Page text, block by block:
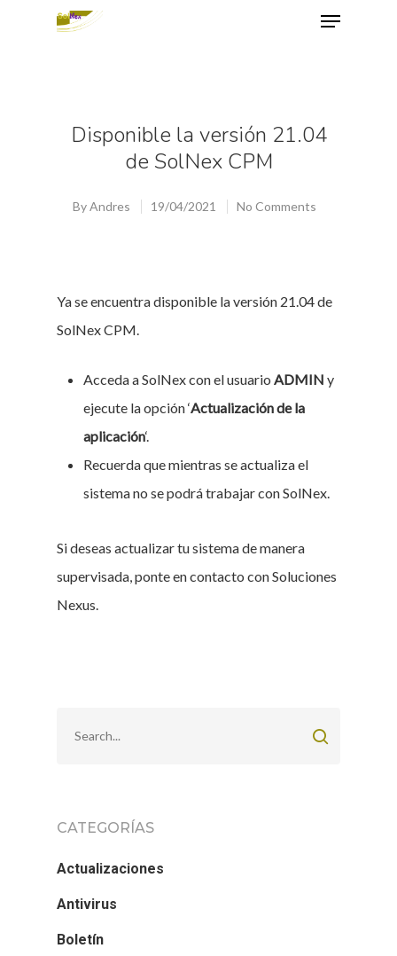
Disponible la versión 21.04
de SolNex CPM
ByAndres 19/04/2021 No Comments
Ya se encuentra disponible la versión 21.04 de
SolNex CPM.
Acceda a SolNex con el usuario ADMIN y
ejecute la opción ‘Actualización de la
aplicación‘.
Recuerda que mientras se actualiza el
sistema no se podrá trabajar con SolNex.
Si deseas actualizar tu sistema de manera
supervisada, ponte en contacto con Soluciones
Nexus.
CATEGORÍAS
Actualizaciones
Antivirus
Boletín